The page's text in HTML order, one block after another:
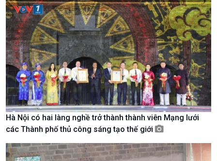
Tin Chính trị
Tin thế giới
Hà Nội có hai làng nghề trở thành thành viên Mạng lưới
các Thành phố thủ công sáng tạo thế giới